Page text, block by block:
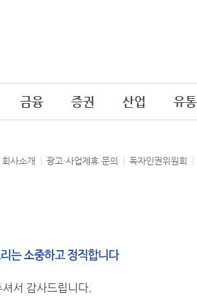
금융 증권 산업 유통
회사소개 광고·사업제휴 문의 독자인권위원회
서 감사드립니다.